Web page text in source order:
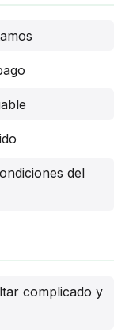
del
complicado y